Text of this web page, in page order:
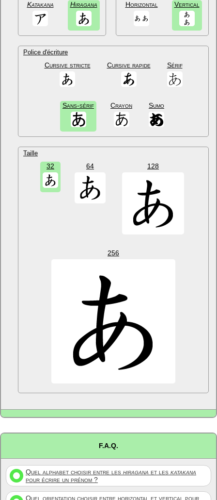
Katakana Hiragana Horizontal Vertical
Police d'écriture
Cursive stricte Cursive rapide Sérif
Sans-sérif Crayon Sumo
Taille
32 64 128
256
F.A.Q.
Quel alphabet choisir entre les hiragana et les katakana
pour écrire un prénom ?
Quel orientation choisir entre horizontal et vertical pour